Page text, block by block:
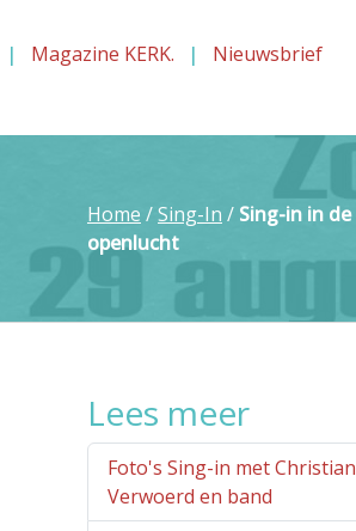
Magazine KERK.
Nieuwsbrief
Home /Sing-In / Sing-in in de
openlucht
Lees meer
Foto's Sing-in met Christian
Verwoerd en band